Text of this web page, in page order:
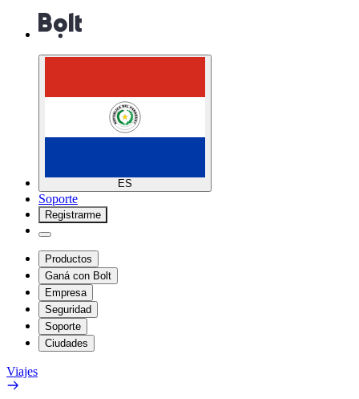
ES
Soporte
Registrarme
Productos
Ganá con Bolt
Empresa
Seguridad
Soporte
Ciudades
Viajes